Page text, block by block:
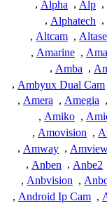
,
Alp
,
Alpha
,
,
Alphatech
,
,
Altcam
,
,
Amarine
,
,
Amba
,
Ambyux Dual Cam
,
,
Amegia
,
Amera
,
,
Amiko
,
,
Amovision
,
,
Amway
,
Anbe2
,
Anben
,
,
Anbvision
,
,
Android Ip Cam
,